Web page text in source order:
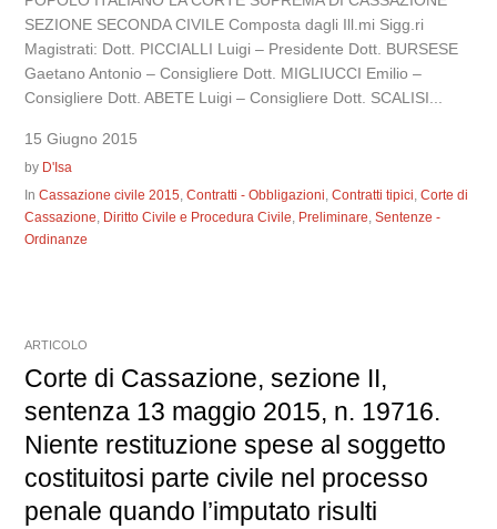
SEZIONE SECONDA CIVILE Composta dagli Ill.mi Sigg.ri
Magistrati: Dott. PICCIALLI Luigi – Presidente Dott. BURSESE
Gaetano Antonio – Consigliere Dott. MIGLIUCCI Emilio –
Consigliere Dott. ABETE Luigi – Consigliere Dott. SCALISI...
15 Giugno 2015
by D'Isa
InCassazione civile 2015,Contratti - Obbligazioni,Contratti tipici,Corte di
Cassazione, Diritto Civile e Procedura Civile, Preliminare,Sentenze -
Ordinanze
ARTICOLO
Corte di Cassazione, sezione II,
sentenza 13 maggio 2015, n. 19716.
Niente restituzione spese al soggetto
costituitosi parte civile nel processo
penale quando l’imputato risulti